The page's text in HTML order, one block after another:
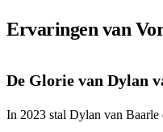
Ervaringen van
De Glorie van Dylan
In 2023 stal Dylan van Baarle